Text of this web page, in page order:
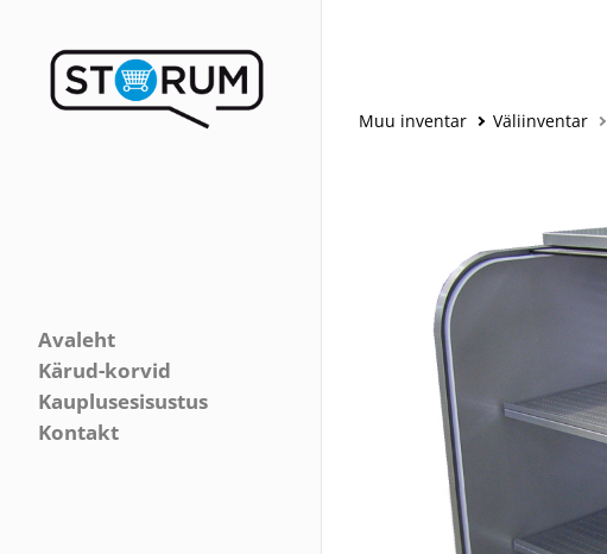
Avaleht
Kärud-korvid
Kauplusesisustus
Kontakt
Muu inventar Väliinventar